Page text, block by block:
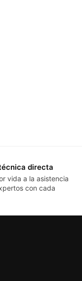
directa
vida a la asistencia
con cada